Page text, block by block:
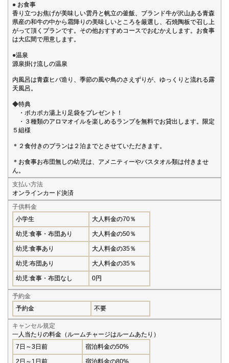
● お食事
香り立つお焦げが美味しい雲丹と帆立の釜飯、ブランド牛が沢山ある青森
県産の和牛の中から霜降りの美味しいところを厳選し、石焼陶板で召し上
がって頂くプランです。その他おすすめコースでおむかえします。お食事
は大広間で用意します。
●温泉
源泉掛け流しの温泉
内風呂は青森ヒバ造り、季節の風や鳥のさえずりが、ゆっくりと流れる露
天風呂。
◆特典
・ポカポカ湯上り足袋をプレゼント！
・３種類のアロマオイルを楽しめるランプを無料でお貸出します。限定
５組様
＊２食付きのプランは２泊までとさせていただきます。
＊お食事お布団無しの幼児は、アメニティーやバスタオル類は付きませ
ん。
支払い方法
オンラインカード決済
子供料金
小学生
大人料金の70％
幼児:食事・布団あり 大人料金の50％
幼児:食事あり 大人料金の35％
幼児:布団あり 大人料金の35％
幼児:食事・布団なし 0円
予約金
予約金
不要
キャンセル規定
一人当たりの料金（ルームチャージはルームあたり）
7日～3日前
宿泊料金の50%
2日～1日前 宿泊料金の80%